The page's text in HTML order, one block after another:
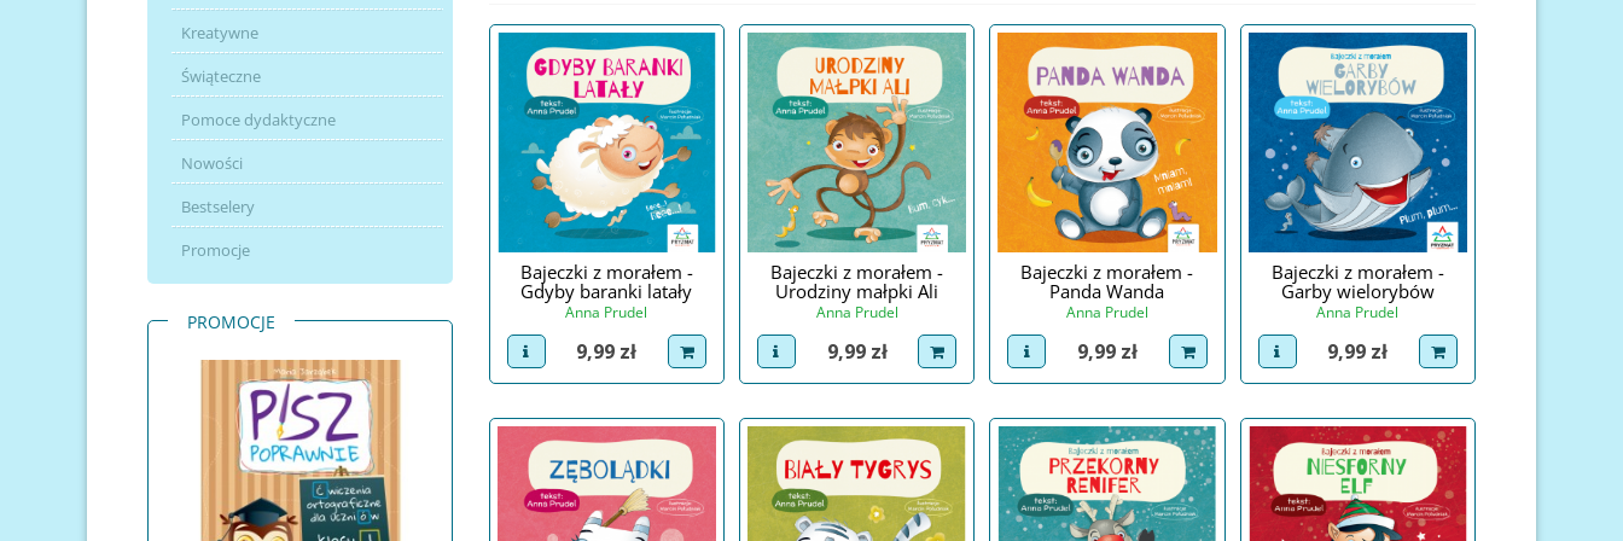
Kreatywne
Świąteczne
Pomoce dydaktyczne
Nowości
Bestselery
Promocje
PROMOCJE
Bajeczki z morałem -
Gdyby baranki latały
Anna Prudel
view product
Cena
9,99 zł dodaj do koszyka
Bajeczki z morałem -
Urodziny małpki Ali
Anna Prudel
view product
Cena
9,99 zł dodaj do koszyka
Bajeczki z morałem -
Panda Wanda
Anna Prudel
view product
Cena
9,99 zł dodaj do koszyka
Bajeczki z morałem -
Garby wielorybów
Anna Prudel
view product
Cena
9,99 zł dodaj do koszyka